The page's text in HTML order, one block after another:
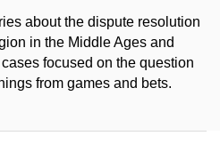
about the dispute resolution
in the Middle Ages and
focused on the question
from games and bets.